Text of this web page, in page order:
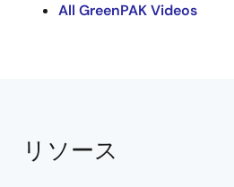
to the complete application note.
All GreenPAK Videos
リソース